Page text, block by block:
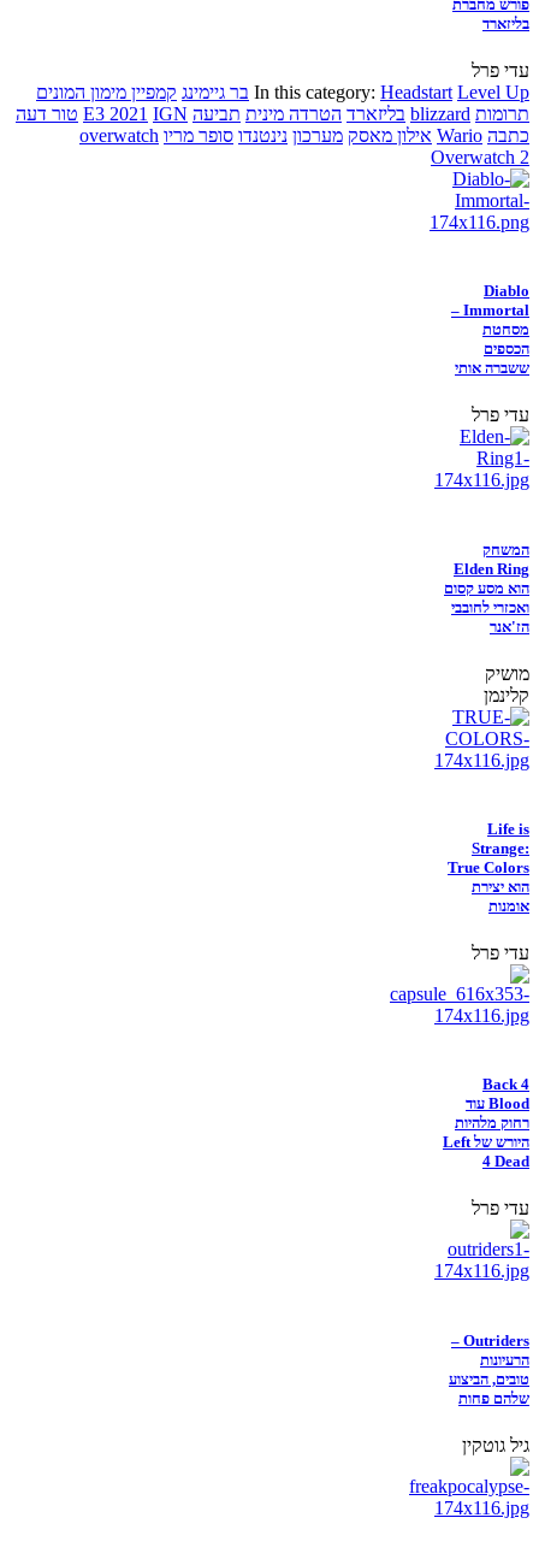
פורש מחברת
בליזארד
עדי פרל
In this category: Headstart Level Up בר גיימינג קמפיין מימון המונים
תרומות blizzard בליזארד הטרדה מינית תביעה E3 2021 IGN
טור דעה
כתבה Wario אילון מאסק מערכון נינטנדו סופר מריו overwatch
Overwatch 2
Diablo
Immortal –
מסחטת
הכספים
ששברה אותי
עדי פרל
המשחק
Elden Ring
הוא מסע קסום
ואכזרי לחובבי
הז'אנר
מושיק
קלינמן
Life is
Strange:
True Colors
הוא יצירת
אומנות
עדי פרל
Back 4
Blood עוד
רחוק מלהיות
היורש של Left
4 Dead
עדי פרל
Outriders –
הרעיונות
טובים, הביצוע
שלהם פחות
גיל גוטקין